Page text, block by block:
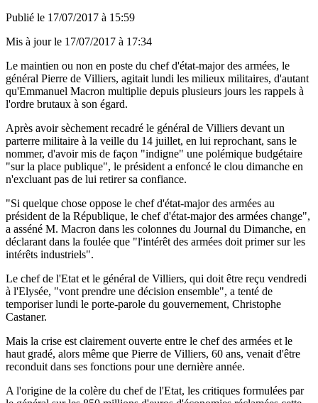
Publié le 17/07/2017 à 15:59
Mis à jour le 17/07/2017 à 17:34
Le maintien ou non en poste du chef d'état-major des armées, le
général Pierre de Villiers, agitait lundi les milieux militaires, d'autant
qu'Emmanuel Macron multiplie depuis plusieurs jours les rappels à
l'ordre brutaux à son égard.
Après avoir sèchement recadré le général de Villiers devant un
parterre militaire à la veille du 14 juillet, en lui reprochant, sans le
nommer, d'avoir mis de façon "indigne" une polémique budgétaire
"sur la place publique", le président a enfoncé le clou dimanche en
n'excluant pas de lui retirer sa confiance.
"Si quelque chose oppose le chef d'état-major des armées au
président de la République, le chef d'état-major des armées change",
a asséné M. Macron dans les colonnes du Journal du Dimanche, en
déclarant dans la foulée que "l'intérêt des armées doit primer sur les
intérêts industriels".
Le chef de l'Etat et le général de Villiers, qui doit être reçu vendredi
à l'Elysée, "vont prendre une décision ensemble", a tenté de
temporiser lundi le porte-parole du gouvernement, Christophe
Castaner.
Mais la crise est clairement ouverte entre le chef des armées et le
haut gradé, alors même que Pierre de Villiers, 60 ans, venait d'être
reconduit dans ses fonctions pour une dernière année.
A l'origine de la colère du chef de l'Etat, les critiques formulées par